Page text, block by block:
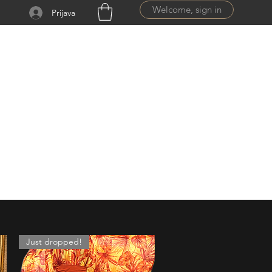
Prijava Welcome, sign in
Just dropped!